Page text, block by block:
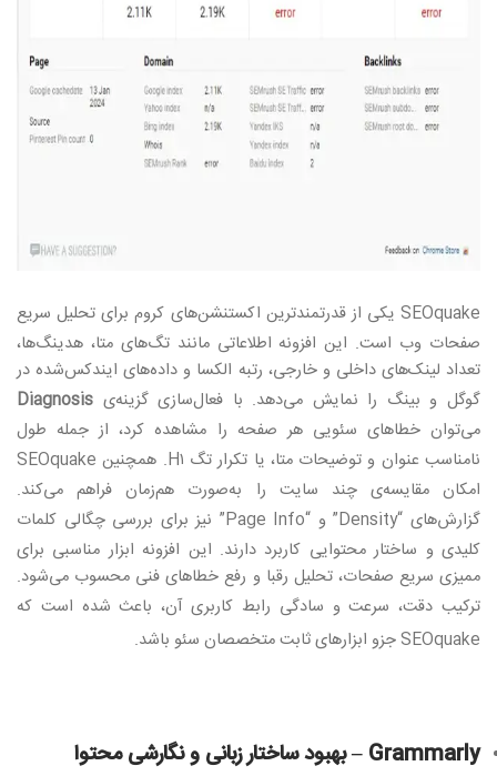
SEOquake یکی از قدرتمندترین اکستنشن‌های کروم برای تحلیل سریع
صفحات وب است. این افزونه اطلاعاتی مانند تگ‌های متا، هدینگ‌ها،
تعداد لینک‌های داخلی و خارجی، رتبه الکسا و داده‌های ایندکس‌شده در
گوگل و بینگ را نمایش می‌دهد. با فعال‌سازی گزینه‌ی Diagnosis
می‌توان خطاهای سئویی هر صفحه را مشاهده کرد، از جمله طول
نامناسب عنوان و توضیحات متا، یا تکرار تگ
همچنینSEOquake
امکان مقایسه‌ی چند سایت را به‌صورت هم‌زمان فراهم می‌کند.
گزارش‌های“Density” و “Page Info”
نیز برای بررسی چگالی کلمات
کلیدی و ساختار محتوایی کاربرد دارند. این افزونه ابزار مناسبی برای
ممیزی سریع صفحات، تحلیل رقبا و رفع خطاهای فنی محسوب می‌شود.
ترکیب دقت، سرعت و سادگی رابط کاربری آن، باعث شده است که
SEOquakeجزو ابزارهای ثابت متخصصان سئو باشد.
Grammarly – بهبود ساختار زبانی و نگارشی محتوا